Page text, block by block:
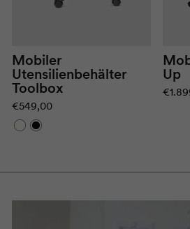
Mobiler
Utensilienbehälter
Toolbox
€549,00
Up